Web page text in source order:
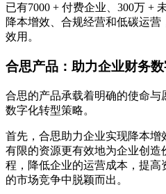
已有7000 + 付费企业、300万 +
降本增效、合规经营和低碳运
效用。
合思产品：助力企业财务
合思的产品承载着明确的使命
数字化转型策略。
首先，合思助力企业实现降本
有限的资源更有效地为企业创
程，降低企业的运营成本，提
的市场竞争中脱颖而出。